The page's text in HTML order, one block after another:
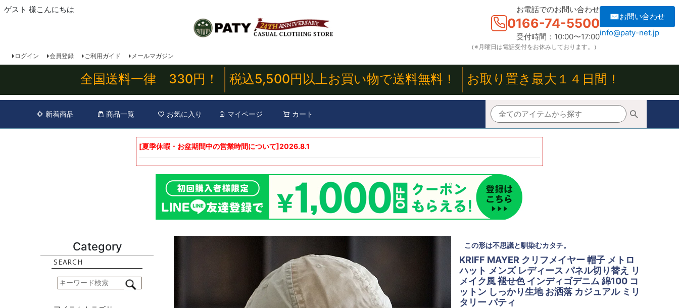
ゲスト 様こんにちは お電話でのお問い合わせ
0166-74-5500
受付時間：10:00〜17:00
（※月曜日は電話受付をお休みしております。）
✉お問い合わせ
info@paty-net.jp
ログイン 会員登録 ご利用ガイド メールマガジン
全国送料一律 330円！ 税込5,500円以上お買い物で送料無料！ お取り置き最大１４日間！
新着商品 商品一覧 お気に入り マイページ カート
[夏季休暇・お盆期間中の営業時間について]2026.8.1
Category この形は不思議と馴染むカタチ。
KRIFF MAYER クリフメイヤー 帽子 メトロ
ハット メンズ レディース パネル切り替え リ
メイク風 褪せ色 インディゴデニム 綿100 コ
ットン しっかり生地 お洒落 カジュアル ミリ
タリー パティ